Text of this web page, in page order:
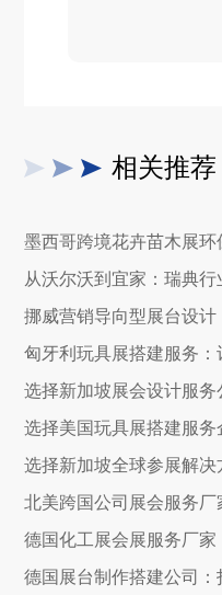
相关推荐
选择新加坡展会设计服务
选择美国玩具展搭建服务
选择新加坡全球参展解
北美跨国公司展会服务厂